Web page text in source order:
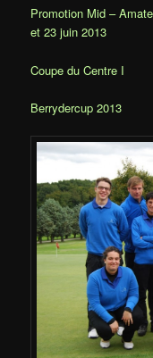
Promotion Mid –
et 23 juin 2013
Coupe du Centre I
Berrydercup 2013